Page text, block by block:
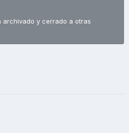
archivado y cerrado a otras